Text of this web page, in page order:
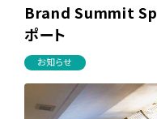
Brand Summit
ポート
お知らせ